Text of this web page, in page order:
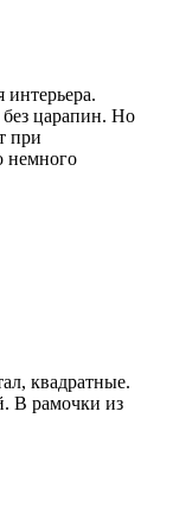
интерьера.
царапин. Но
при
немного
квадратные.
В рамочки из